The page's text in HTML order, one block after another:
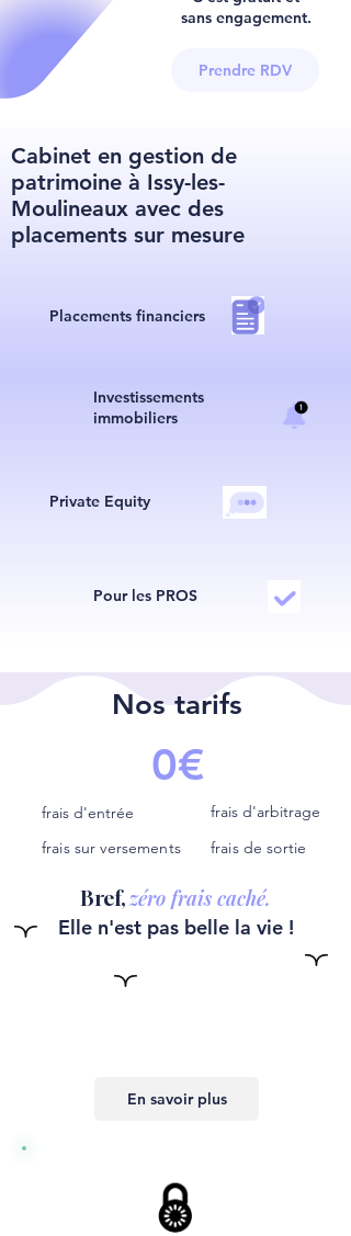
sans engagement.
Prendre RDV
Cabinet en gestion de
patrimoine à Issy-les-
Moulineaux avec des
placements sur mesure
Placements financiers
Investissements
immobiliers
Private Equity
Pour les PROS
Nos tarifs
0€
frais d'entrée
frais sur versements
frais d'arbitrage
frais de sortie
Bref,zéro frais caché.
Elle n'est pas belle la vie !
En savoir plus